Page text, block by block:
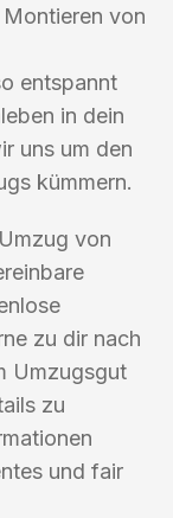
von
entspannt
in dein
uns um den
kümmern.
von
zu dir nach
Umzugsgut
zu
und fair